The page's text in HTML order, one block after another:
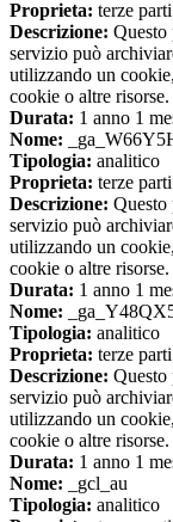
Proprieta: terze parti
Descrizione: Questo
servizio può
utilizzando un
cookie o altre risorse.
Durata: 1 anno 1
Nome:
Tipologia: analitico
Proprieta: terze parti
Descrizione: Questo
servizio può
utilizzando un
cookie o altre risorse.
Durata: 1 anno 1
Nome:
Tipologia: analitico
Proprieta: terze parti
Descrizione: Questo
servizio può
utilizzando un
cookie o altre risorse.
Durata: 1 anno 1
Nome: _gcl_au
Tipologia: analitico